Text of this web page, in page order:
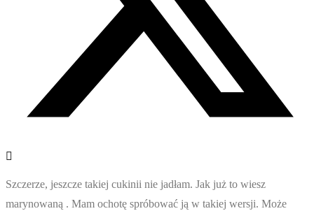
Szczerze, jeszcze takiej cukinii nie jadłam. Jak już to wiesz
marynowaną . Mam ochotę spróbować ją w takiej wersji. Może